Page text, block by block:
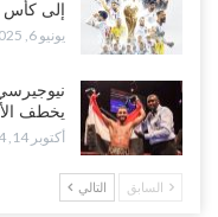
إلى كأس
يونيو 6, 2025
يخطف
أكتوبر 14, 2024
السابق التالي